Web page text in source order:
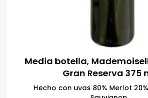
Media botella,
Gran Reserva 375
Hecho con uvas 80% Merlot